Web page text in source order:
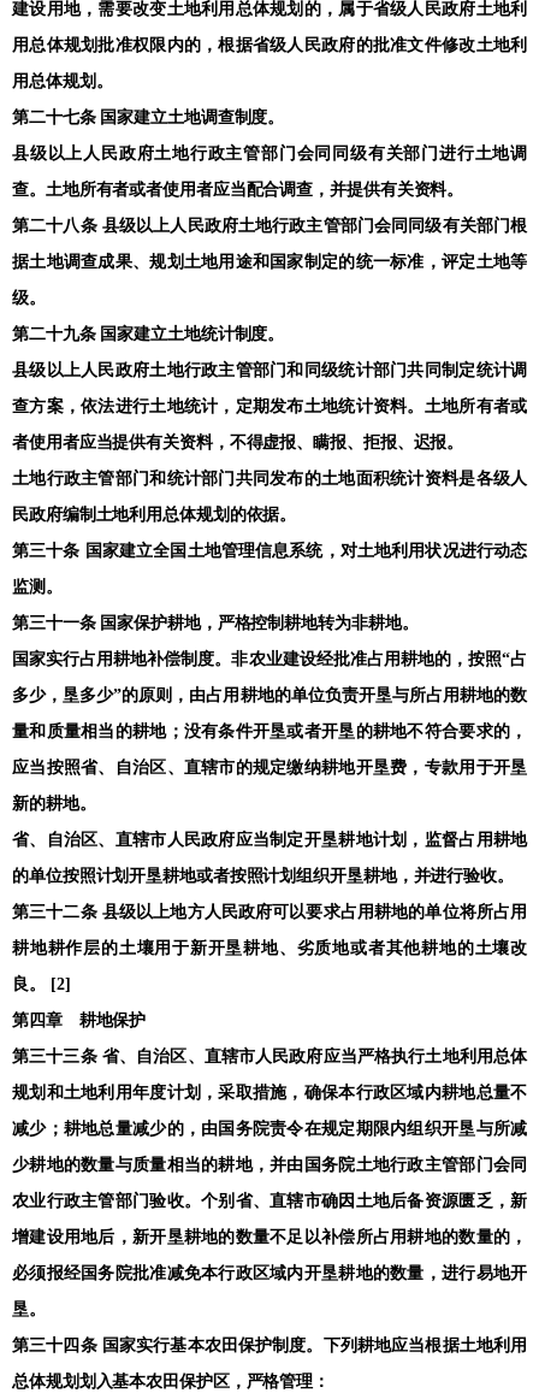
建设用地，需要改变土地利用总体规划的，属于省级人民政府土地利
用总体规划批准权限内的，根据省级人民政府的批准文件修改土地利
用总体规划。
第二十七条 国家建立土地调查制度。
县级以上人民政府土地行政主管部门会同同级有关部门进行土地调
查。土地所有者或者使用者应当配合调查，并提供有关资料。
第二十八条 县级以上人民政府土地行政主管部门会同同级有关部门根
据土地调查成果、规划土地用途和国家制定的统一标准，评定土地等
级。
第二十九条 国家建立土地统计制度。
县级以上人民政府土地行政主管部门和同级统计部门共同制定统计调
查方案，依法进行土地统计，定期发布土地统计资料。土地所有者或
者使用者应当提供有关资料，不得虚报、瞒报、拒报、迟报。
土地行政主管部门和统计部门共同发布的土地面积统计资料是各级人
民政府编制土地利用总体规划的依据。
第三十条 国家建立全国土地管理信息系统，对土地利用状况进行动态
监测。
第三十一条 国家保护耕地，严格控制耕地转为非耕地。
国家实行占用耕地补偿制度。非农业建设经批准占用耕地的，按照“占
多少，垦多少”的原则，由占用耕地的单位负责开垦与所占用耕地的数
量和质量相当的耕地；没有条件开垦或者开垦的耕地不符合要求的，
应当按照省、自治区、直辖市的规定缴纳耕地开垦费，专款用于开垦
新的耕地。
省、自治区、直辖市人民政府应当制定开垦耕地计划，监督占用耕地
的单位按照计划开垦耕地或者按照计划组织开垦耕地，并进行验收。
第三十二条 县级以上地方人民政府可以要求占用耕地的单位将所占用
耕地耕作层的土壤用于新开垦耕地、劣质地或者其他耕地的土壤改
良。 [2]
第四章 耕地保护
第三十三条 省、自治区、直辖市人民政府应当严格执行土地利用总体
规划和土地利用年度计划，采取措施，确保本行政区域内耕地总量不
减少；耕地总量减少的，由国务院责令在规定期限内组织开垦与所减
少耕地的数量与质量相当的耕地，并由国务院土地行政主管部门会同
农业行政主管部门验收。个别省、直辖市确因土地后备资源匮乏，新
增建设用地后，新开垦耕地的数量不足以补偿所占用耕地的数量的，
必须报经国务院批准减免本行政区域内开垦耕地的数量，进行易地开
垦。
第三十四条 国家实行基本农田保护制度。下列耕地应当根据土地利用
总体规划划入基本农田保护区，严格管理：